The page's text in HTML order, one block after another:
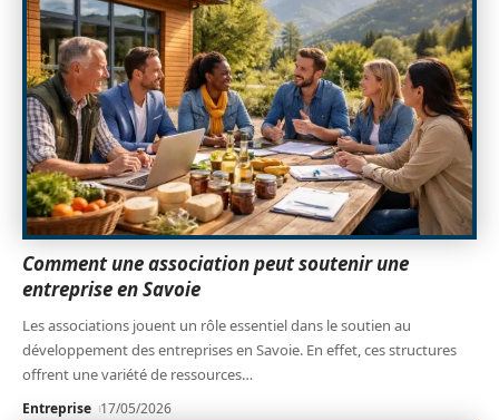
Comment une association peut soutenir une
entreprise en Savoie
Les associations jouent un rôle essentiel dans le soutien au
développement des entreprises en Savoie. En effet, ces structures
offrent une variété de ressources…
Entreprise 17/05/2026